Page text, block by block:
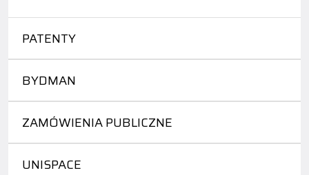
PATENTY
BYDMAN
ZAMÓWIENIA PUBLICZNE
UNISPACE